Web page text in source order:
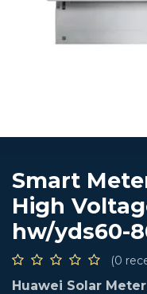
Smart
High
hw/yds60-
(0
Huawei Solar